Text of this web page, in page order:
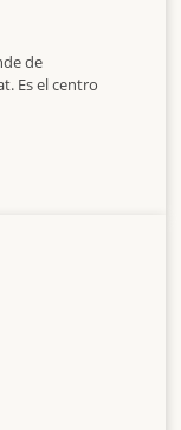
de
Es el centro